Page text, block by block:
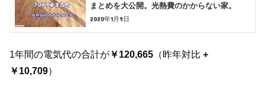
まとめを大公開。光熱費のかからない家。
2020年1月9日
1年間の電気代の合計が￥120,665 （昨年対比+
￥10,709）